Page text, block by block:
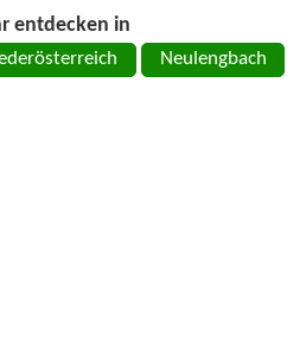
entdecken in
Neulengbach